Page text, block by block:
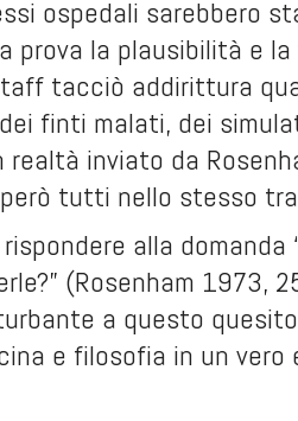
ospedali sarebbero
prova la plausibilità e
tacciò addirittura
finti malati, dei
inviato da
tutti nello stesso
alla domanda
(Rosenham 1973,
a questo
e filosofia in un vero